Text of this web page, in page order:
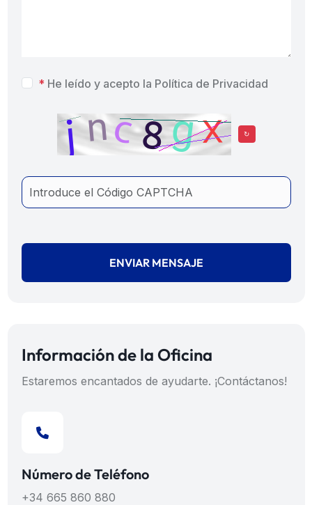
* He leído y acepto la Política de Privacidad
↻
ENVIAR MENSAJE
Información de la Oficina
Estaremos encantados de ayudarte. ¡Contáctanos!
Número de Teléfono
+34 665 860 880